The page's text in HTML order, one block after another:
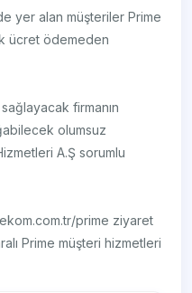
yer alan müşteriler Prime
ücret ödemeden
firmanın
olumsuz
A.Ş sorumlu
prime ziyaret
Prime müşteri hizmetleri